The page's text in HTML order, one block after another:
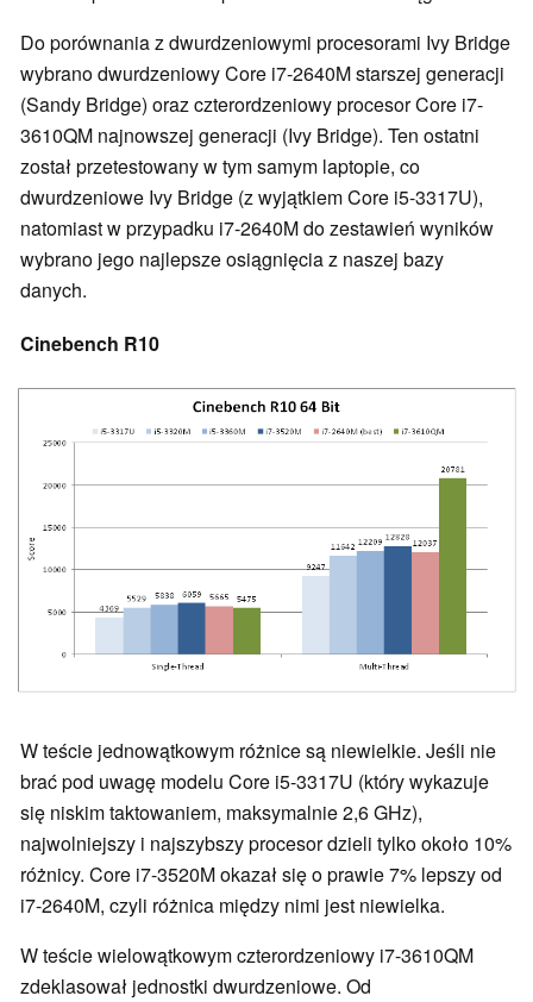
Do porównania z dwurdzeniowymi procesorami Ivy Bridge
wybrano dwurdzeniowy Core i7-2640M starszej generacji
(Sandy Bridge) oraz czterordzeniowy procesor Core i7-
3610QM najnowszej generacji (Ivy Bridge). Ten ostatni
został przetestowany w tym samym laptopie, co
dwurdzeniowe Ivy Bridge (z wyjątkiem Core i5-3317U),
natomiast w przypadku i7-2640M do zestawień wyników
wybrano jego najlepsze osiągnięcia z naszej bazy
danych.
Cinebench R10
W teście jednowątkowym różnice są niewielkie. Jeśli nie
brać pod uwagę modelu Core i5-3317U (który wykazuje
się niskim taktowaniem, maksymalnie 2,6 GHz),
najwolniejszy i najszybszy procesor dzieli tylko około 10%
różnicy. Core i7-3520M okazał się o prawie 7% lepszy od
i7-2640M, czyli różnica między nimi jest niewielka.
W teście wielowątkowym czterordzeniowy i7-3610QM
zdeklasował jednostki dwurdzeniowe. Od